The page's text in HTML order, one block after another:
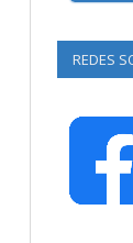
REDES